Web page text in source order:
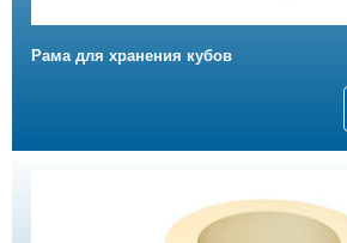
Рама для хранения кубов